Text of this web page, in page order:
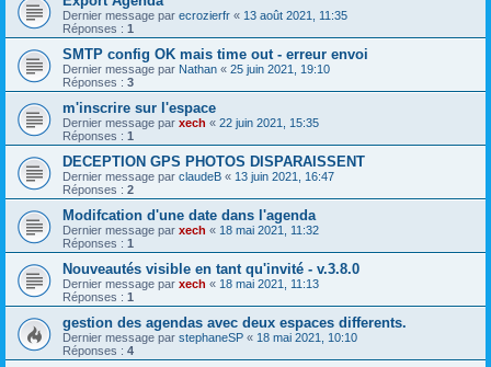
Dernier message par ecrozierfr « 13 août 2021, 11:35
Réponses : 1
SMTP config OK mais time out - erreur envoi
Dernier message par Nathan « 25 juin 2021, 19:10
Réponses : 3
m'inscrire sur l'espace
Dernier message par xech « 22 juin 2021, 15:35
Réponses : 1
DECEPTION GPS PHOTOS DISPARAISSENT
Dernier message par claudeB « 13 juin 2021, 16:47
Réponses : 2
Modifcation d'une date dans l'agenda
Dernier message par xech « 18 mai 2021, 11:32
Réponses : 1
Nouveautés visible en tant qu'invité - v.3.8.0
Dernier message par xech « 18 mai 2021, 11:13
Réponses : 1
gestion des agendas avec deux espaces differents.
Dernier message par stephaneSP « 18 mai 2021, 10:10
Réponses : 4